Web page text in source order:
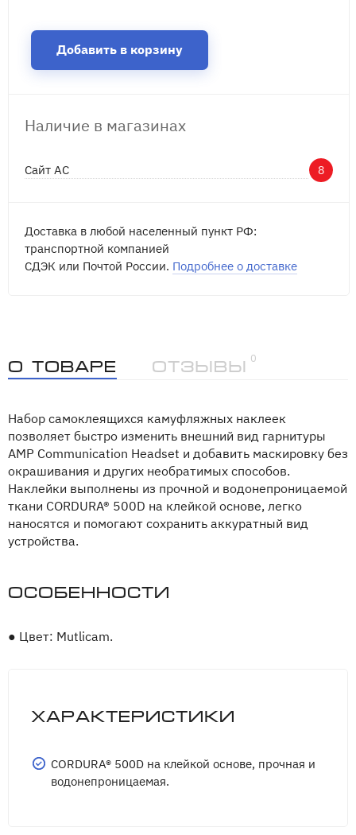
Добавить в корзину
Наличие в магазинах
Сайт АС 8
Доставка в любой населенный пункт РФ:
транспортной компанией
СДЭК или Почтой России. Подробнее о доставке
О товаре Отзывы
0
Набор самоклеящихся камуфляжных наклеек
позволяет быстро изменить внешний вид гарнитуры
AMP Communication Headset и добавить маскировку без
окрашивания и других необратимых способов.
Наклейки выполнены из прочной и водонепроницаемой
ткани CORDURA® 500D на клейкой основе, легко
наносятся и помогают сохранить аккуратный вид
устройства.
Особенности
● Цвет: Mutlicam.
Характеристики
CORDURA® 500D на клейкой основе, прочная и
водонепроницаемая.